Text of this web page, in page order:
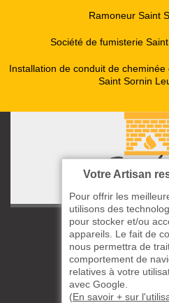
Ramoneur Saint
Société de fumisterie
Installation de conduit de
Saint Sornin
ccas le
87220
05 33
06 37 57
Votre Artisan
Pour offrir les
utilisons des
pour stocker et/ou
appareils. Le fait de
nous permettra de
comportement de
relatives à votre
avec Google.
(En savoir + sur